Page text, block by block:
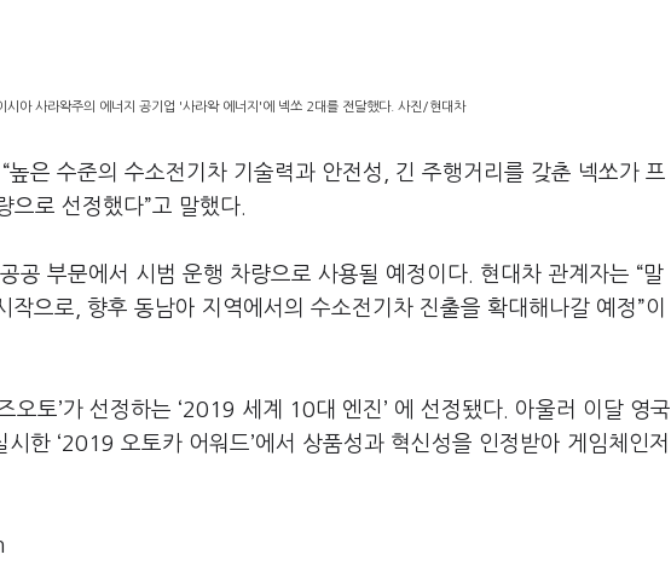
시아 사라왁주의 에너지 공기업 '사라왁 에너지'에 넥쏘 2대를 전달했다. 사진/현대차
은 수준의 수소전기차 기술력과 안전성, 긴 주행거리를 갖춘 넥쏘가 프
으로 선정했다”고 말했다.
공 부문에서 시범 운행 차량으로 사용될 예정이다. 현대차 관계자는 “말
으로, 향후 동남아 지역에서의 수소전기차 진출을 확대해나갈 예정”이
오토’가 선정하는 ‘2019 세계 10대 엔진’ 에 선정됐다. 아울러 이달 영국
한 ‘2019 오토카 어워드’에서 상품성과 혁신성을 인정받아 게임체인저